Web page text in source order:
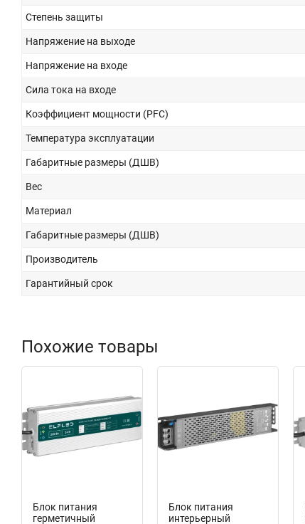
Степень защиты
Напряжение на выходе
Напряжение на входе
Сила тока на входе
Коэффициент мощности (PFC)
Температура эксплуатации
Габаритные размеры (ДШВ)
Вес
Материал
Габаритные размеры (ДШВ)
Производитель
Гарантийный срок
Похожие товары
Блок питания
герметичный
Блок питания
интерьерный